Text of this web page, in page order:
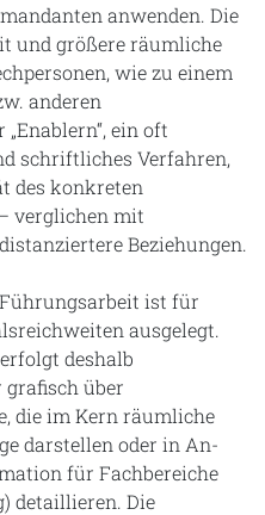
anwenden. Die
und größere räumliche
wie zu einem
anderen
ein oft
schriftliches Verfahren,
des konkreten
verglichen mit
Beziehungen.
ist für
ausgelegt.
deshalb
über
die im Kern räumliche
darstellen oder in An-
für Fachbereiche
detaillieren. Die